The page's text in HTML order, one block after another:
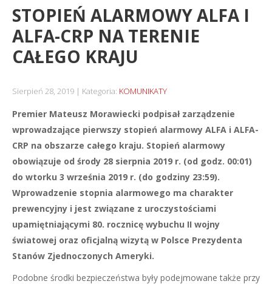
STOPIEŃ ALARMOWY ALFA I
ALFA-CRP NA TERENIE
CAŁEGO KRAJU
Sierpień 28, 2019 Kategoria: KOMUNIKATY
Premier Mateusz Morawiecki podpisał zarządzenie
wprowadzające pierwszy stopień alarmowy ALFA i ALFA-
CRP na obszarze całego kraju. Stopień alarmowy
obowiązuje od środy 28 sierpnia 2019 r. (od godz. 00:01)
do wtorku 3 września 2019 r. (do godziny 23:59).
Wprowadzenie stopnia alarmowego ma charakter
prewencyjny i jest związane z uroczystościami
upamiętniającymi 80. rocznicę wybuchu II wojny
światowej oraz oficjalną wizytą w Polsce Prezydenta
Stanów Zjednoczonych Ameryki.
Podobne środki bezpieczeństwa były podejmowane także przy